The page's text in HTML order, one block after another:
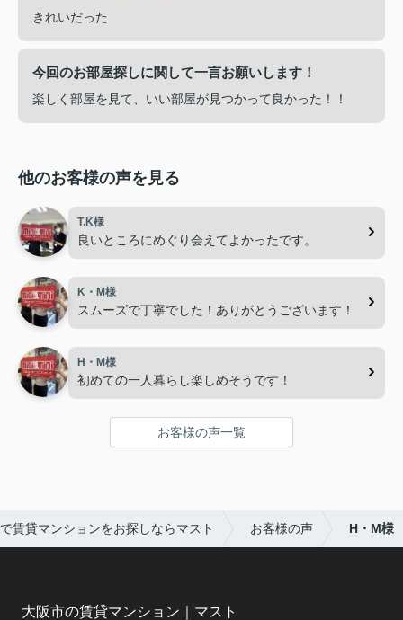
きれいだった
今回のお部屋探しに関して一言お願いします！
楽しく部屋を見て、いい部屋が見つかって良かった！！
他のお客様の声を見る
T.K様
良いところにめぐり会えてよかったです。
K・M様
スムーズで丁寧でした！ありがとうございます！
H・M様
初めての一人暮らし楽しめそうです！
お客様の声一覧
賃貸マンションをお探しならマスト お客様の声 H・M様
大阪市の賃貸マンション｜マスト